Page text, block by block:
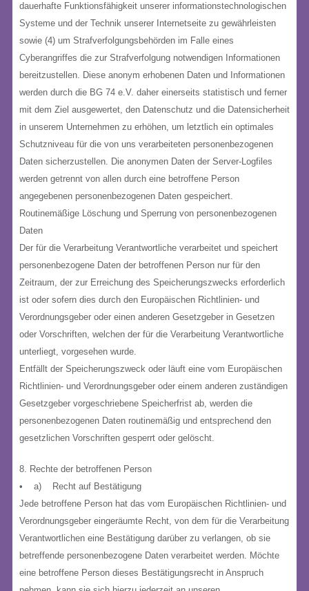
dauerhafte Funktionsfähigkeit unserer informationstechnologischen
Systeme und der Technik unserer Internetseite zu gewährleisten
sowie (4) um Strafverfolgungsbehörden im Falle eines
Cyberangriffes die zur Strafverfolgung notwendigen Informationen
bereitzustellen. Diese anonym erhobenen Daten und Informationen
werden durch die BG 74 e.V. daher einerseits statistisch und ferner
mit dem Ziel ausgewertet, den Datenschutz und die Datensicherheit
in unserem Unternehmen zu erhöhen, um letztlich ein optimales
Schutzniveau für die von uns verarbeiteten personenbezogenen
Daten sicherzustellen. Die anonymen Daten der Server-Logfiles
werden getrennt von allen durch eine betroffene Person
angegebenen personenbezogenen Daten gespeichert.
Routinemäßige Löschung und Sperrung von personenbezogenen
Daten
Der für die Verarbeitung Verantwortliche verarbeitet und speichert
personenbezogene Daten der betroffenen Person nur für den
Zeitraum, der zur Erreichung des Speicherungszwecks erforderlich
ist oder sofern dies durch den Europäischen Richtlinien- und
Verordnungsgeber oder einen anderen Gesetzgeber in Gesetzen
oder Vorschriften, welchen der für die Verarbeitung Verantwortliche
unterliegt, vorgesehen wurde.
Entfällt der Speicherungszweck oder läuft eine vom Europäischen
Richtlinien- und Verordnungsgeber oder einem anderen zuständigen
Gesetzgeber vorgeschriebene Speicherfrist ab, werden die
personenbezogenen Daten routinemäßig und entsprechend den
gesetzlichen Vorschriften gesperrt oder gelöscht.
8. Rechte der betroffenen Person
• a) Recht auf Bestätigung
Jede betroffene Person hat das vom Europäischen Richtlinien- und
Verordnungsgeber eingeräumte Recht, von dem für die Verarbeitung
Verantwortlichen eine Bestätigung darüber zu verlangen, ob sie
betreffende personenbezogene Daten verarbeitet werden. Möchte
eine betroffene Person dieses Bestätigungsrecht in Anspruch